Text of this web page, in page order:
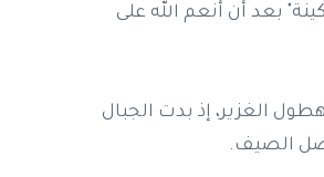
بعد أن أنعم الله على
الغزير، إذ بدت الجبال
الصيف.